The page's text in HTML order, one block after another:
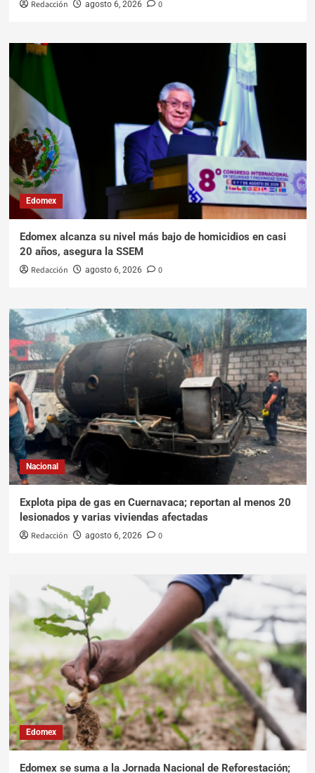
Redacción agosto 6, 2026 0
Edomex
Edomex alcanza su nivel más bajo de homicidios en casi
20 años, asegura la SSEM
Redacción agosto 6, 2026 0
Nacional
Explota pipa de gas en Cuernavaca; reportan al menos 20
lesionados y varias viviendas afectadas
Redacción agosto 6, 2026 0
Edomex
Edomex se suma a la Jornada Nacional de Reforestación;